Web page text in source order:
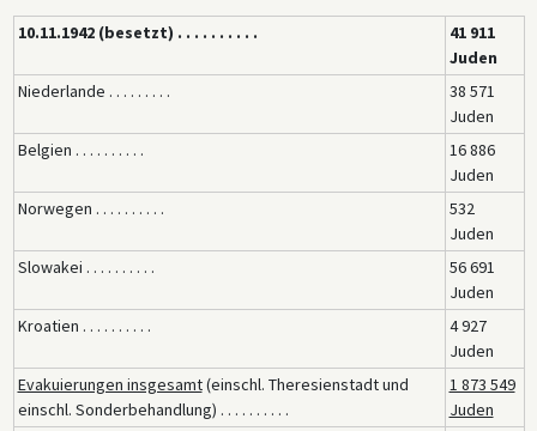
10.11.1942 (besetzt) . . . . . . . . . .
41 911
Juden
Niederlande . . . . . . . . .
38 571
Juden
Belgien . . . . . . . . . .
16 886
Juden
Norwegen . . . . . . . . . .
532
Juden
Slowakei . . . . . . . . . .
56 691
Juden
Kroatien . . . . . . . . . .
4 927
Juden
Evakuierungen insgesamt(einschl. Theresienstadt und
einschl. Sonderbehandlung) . . . . . . . . . .
1 873 549
Juden